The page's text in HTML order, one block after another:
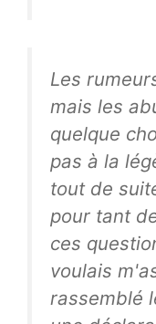
Les
mais les
quelque
pas à la
tout de
pour tant
ces
voulais
rassemblé